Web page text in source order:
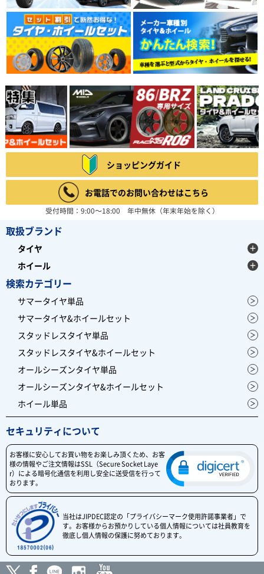
ショッピングガイド
お電話でのお問い合わせはこちら
受付時間：9:00～18:00 年中無休（年末年始を除く）
取扱ブランド
タイヤ
ホイール
検索カテゴリー
サマータイヤ単品
サマータイヤ&ホイールセット
スタッドレスタイヤ単品
スタッドレスタイヤ&ホイールセット
オールシーズンタイヤ単品
オールシーズンタイヤ&ホイールセット
ホイール単品
セキュリティについて
お客様に安心してお買い物をお楽しみ頂くため、お客
様の情報やご注文情報はSSL（Secure Socket Laye
r）による暗号化通信を利用し安全に送受信を行って
おります。
当社はJIPDEC認定の「プライバシーマーク使用許諾事業者」で
す。お客様からお預かりしている個人情報については社員教育を
徹底し個人情報の保護に努めております。